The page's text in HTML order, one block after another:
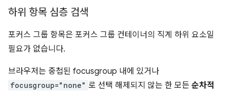
하위 항목 심층 검색
포커스 그룹 항목은 포커스 그룹 컨테이너의 직계 하위 요소일
필요가 없습니다.
브라우저는 중첩된 focusgroup 내에 있거나
focusgroup="none" 로 선택 해제되지 않는 한 모든 순차적